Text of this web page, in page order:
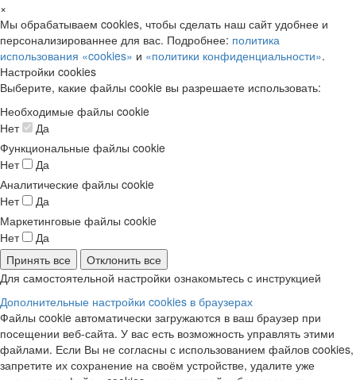
×
Мы обрабатываем cookies, чтобы сделать наш сайт удобнее и
персонализированнее для вас. Подробнее: политика
использования «cookies» и «политики конфиденциальности».
Настройки cookies
Выберите, какие файлы cookie вы разрешаете использовать:
Необходимые файлы cookie
Нет
Да
Функциональные файлы cookie
Нет
Да
Аналитические файлы cookie
Нет
Да
Маркетинговые файлы cookie
Нет
Да
Принять все
Отклонить все
Для самостоятельной настройки ознакомьтесь с инструкцией
Дополнительные настройки cookies в браузерах
Файлы cookie автоматически загружаются в ваш браузер при
посещении веб-сайта. У вас есть возможность управлять этими
файлами. Если Вы не согласны с использованием файлов cookies,
запретите их сохранение на своём устройстве, удалите уже